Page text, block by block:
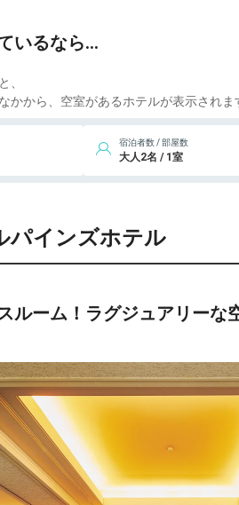
icotto 楽天トラベル
いるなら…
、
かから、空室があるホテルが表示されま
宿泊者数 / 部屋数
大人2名 / 1室
パインズホテル
ルーム！ラグジュアリーな